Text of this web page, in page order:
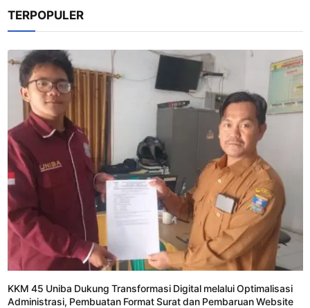
TERPOPULER
KKM 45 Uniba Dukung Transformasi Digital melalui Optimalisasi
Administrasi, Pembuatan Format Surat dan Pembaruan Website